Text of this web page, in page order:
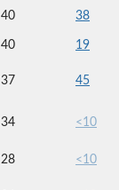
40 38
40 19
37 45
34 <10
28 <10